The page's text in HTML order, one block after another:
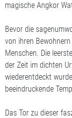
magische Angkor
Bevor die
von ihren
Menschen. Die
der Zeit im dichten
wiederentdeckt
beeindruckende
Das Tor zu dieser